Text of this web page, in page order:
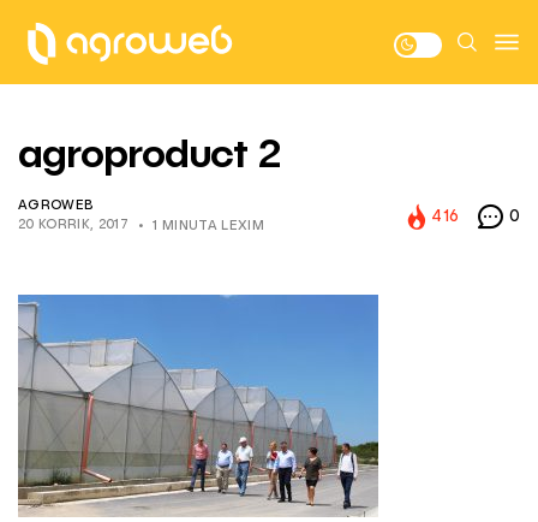
agroproduct 2
AGROWEB
20 KORRIK, 2017
1 MINUTA LEXIM
416 0